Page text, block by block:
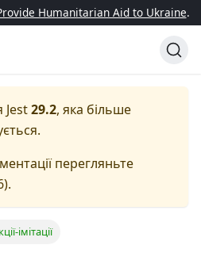
Humanitarian Aid to Ukraine.
Jest29.2, яка більше
перегляньте
).
імітації